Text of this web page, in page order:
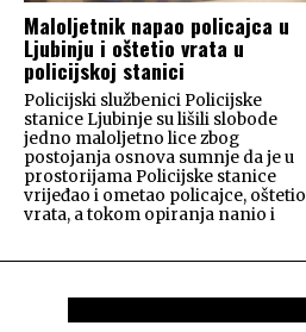
Maloljetnik napao policajca u
Ljubinju i oštetio vrata u
policijskoj stanici
Policijski službenici Policijske
stanice Ljubinje su lišili slobode
jedno maloljetno lice zbog
postojanja osnova sumnje da je u
prostorijama Policijske stanice
vrijeđao i ometao policajce, oštetio
vrata, a tokom opiranja nanio i